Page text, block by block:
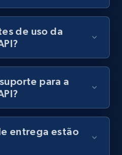
de uso da
para a
entrega estão